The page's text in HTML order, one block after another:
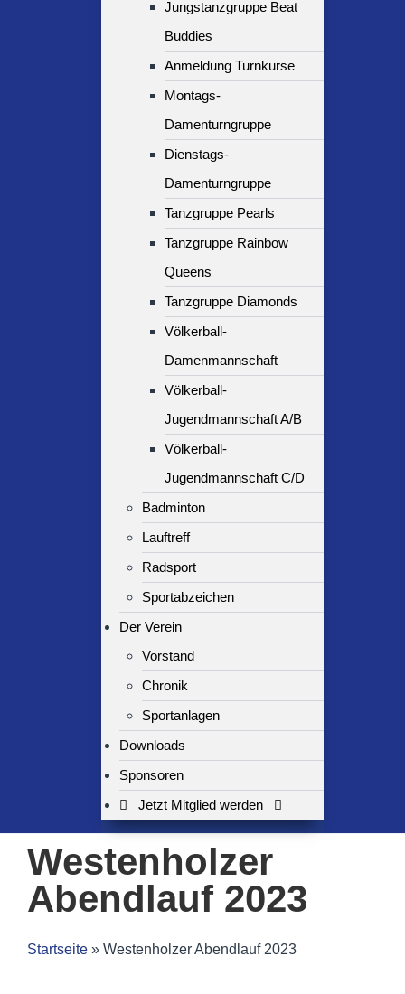
Jungstanzgruppe Beat
Buddies
Anmeldung Turnkurse
Montags-
Damenturngruppe
Dienstags-
Damenturngruppe
Tanzgruppe Pearls
Tanzgruppe Rainbow
Queens
Tanzgruppe Diamonds
Völkerball-
Damenmannschaft
Völkerball-
Jugendmannschaft A/B
Völkerball-
Jugendmannschaft C/D
Badminton
Lauftreff
Radsport
Sportabzeichen
Der Verein
Vorstand
Chronik
Sportanlagen
Downloads
Sponsoren
Jetzt Mitglied werden
Westenholzer
Abendlauf 2023
Startseite » Westenholzer Abendlauf 2023